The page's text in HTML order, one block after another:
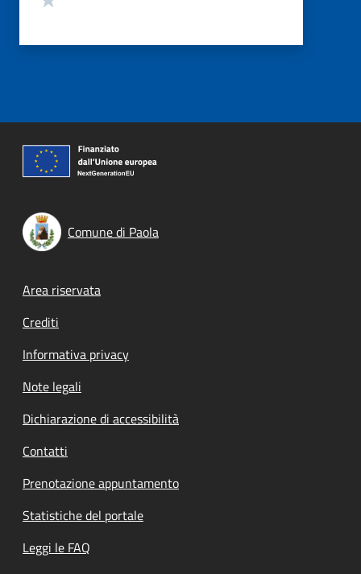
Comune di Paola
Footer menu
Area riservata
Crediti
Informativa privacy
Note legali
Dichiarazione di accessibilità
Contatti
Prenotazione appuntamento
Statistiche del portale
Leggi le FAQ